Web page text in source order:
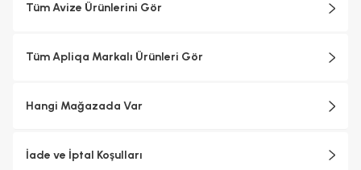
Tüm Avize Ürünlerini Gör
Tüm Apliqa Markalı Ürünleri Gör
Hangi Mağazada Var
İade ve İptal Koşulları